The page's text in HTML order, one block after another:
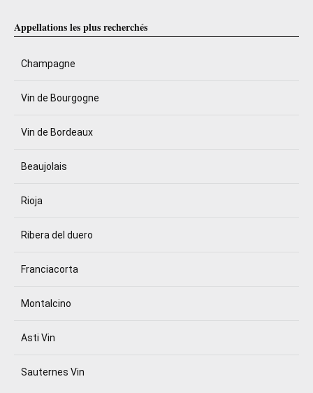
Appellations les plus recherchés
Champagne
Vin de Bourgogne
Vin de Bordeaux
Beaujolais
Rioja
Ribera del duero
Franciacorta
Montalcino
Asti Vin
Sauternes Vin